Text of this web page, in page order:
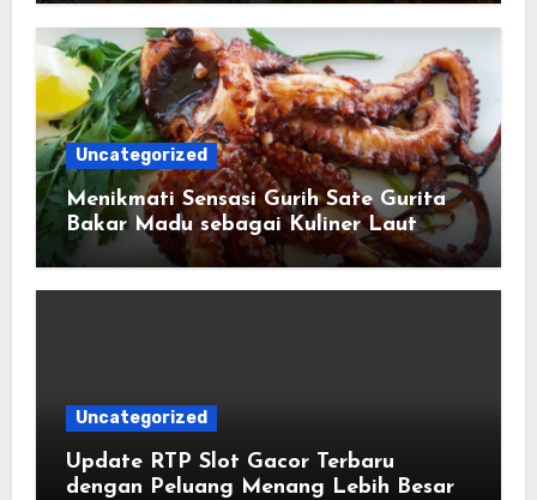
Uncategorized
Menikmati Sensasi Gurih Sate Gurita
Bakar Madu sebagai Kuliner Laut
yang Semakin Digemari Pecinta
Masakan Unik
Uncategorized
Update RTP Slot Gacor Terbaru
dengan Peluang Menang Lebih Besar